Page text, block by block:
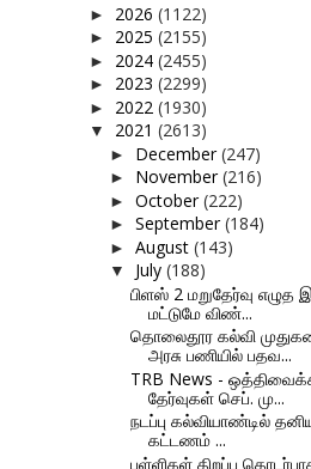
► 2026 (1122)
► 2025 (2155)
► 2024 (2455)
► 2023 (2299)
► 2022 (1930)
▼ 2021 (2613)
► December(247)
► November(216)
► October(222)
► September(184)
► August (143)
▼ July (188)
பிளஸ் 2 மறுதேர்வு எழுத
மட்டுமே விண்...
தொலைதூர கல்வி
அரசு பணியில் பதவ...
TRB News -
தேர்வுகள் செப். மு...
நடப்பு கல்வியாண்டில்
கட்டணம் ...
பள்ளிகள் திறப்பு